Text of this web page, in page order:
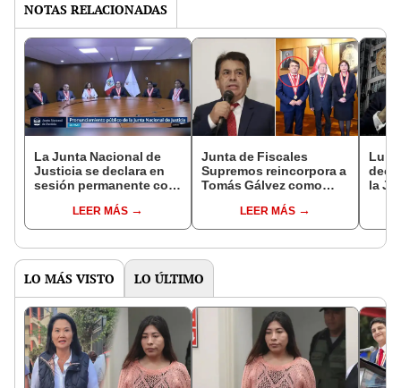
NOTAS RELACIONADAS
La Junta Nacional de
Justicia se declara en
sesión permanente con
integrantesLEER MÁS
Junta de Fiscales
Supremos reincorpora a
Tomás Gálvez como
rechazar restitución de
Patricia Benavides
LEER MÁS
Luis
la
LO MÁS VISTO LO ÚLTIMO